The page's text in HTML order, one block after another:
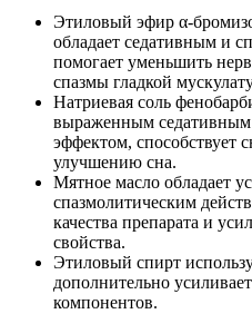
Этиловый эфир α-
обладает седативным и
помогает уменьшить
спазмы гладкой
Натриевая соль
выраженным
эффектом, способствует
улучшению сна.
Мятное масло обладает
спазмолитическим
качества препарата и
свойства.
Этиловый спирт
дополнительно
компонентов.